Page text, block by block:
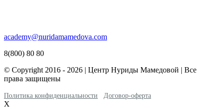
academy@nuridamamedova.com
8(800) 80 80
© Copyright 2016 - 2026 | Центр Нуриды Мамедовой | Все
права защищены
Политика конфиденциальности Договор-оферта
X